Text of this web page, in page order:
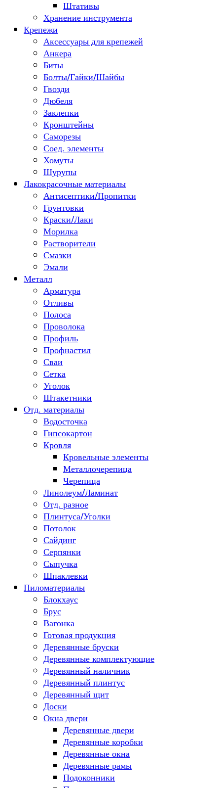
Штативы
Хранение инструмента
Крепежи
Аксессуары для крепежей
Анкера
Биты
Болты/Гайки/Шайбы
Гвозди
Дюбеля
Заклепки
Кронштейны
Саморезы
Соед. элементы
Хомуты
Шурупы
Лакокрасочные материалы
Антисептики/Пропитки
Грунтовки
Краски/Лаки
Морилка
Растворители
Смазки
Эмали
Металл
Арматура
Отливы
Полоса
Проволока
Профиль
Профнастил
Сваи
Сетка
Уголок
Штакетники
Отд. материалы
Водосточка
Гипсокартон
Кровля
Кровельные элементы
Металлочерепица
Черепица
Линолеум/Ламинат
Отд. разное
Плинтуса/Уголки
Потолок
Сайдинг
Серпянки
Сыпучка
Шпаклевки
Пиломатериалы
Блокхаус
Брус
Вагонка
Готовая продукция
Деревянные бруски
Деревянные комплектующие
Деревянный наличник
Деревянный плинтус
Деревянный щит
Доски
Окна двери
Деревянные двери
Деревянные коробки
Деревянные окна
Деревянные рамы
Подоконники